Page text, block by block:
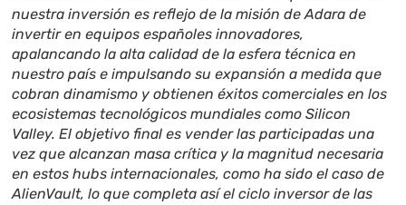
nuestra inversión es reflejo de la misión de Adara de
invertir en equipos españoles innovadores,
apalancando la alta calidad de la esfera técnica en
nuestro país e impulsando su expansión a medida que
cobran dinamismo y obtienen éxitos comerciales en los
ecosistemas tecnológicos mundiales como Silicon
Valley. El objetivo final es vender las participadas una
vez que alcanzan masa crítica y la magnitud necesaria
en estos hubs internacionales, como ha sido el caso de
AlienVault, lo que completa así el ciclo inversor de las